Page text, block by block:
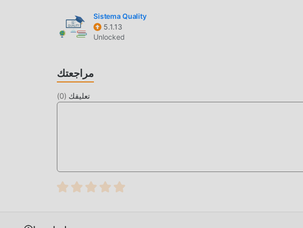
Sistema Quality
5.1.13
Unlocked
مراجعتك
تعليقك (
0
)